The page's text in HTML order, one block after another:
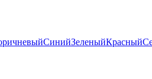
СинийЗеленыйКрасный